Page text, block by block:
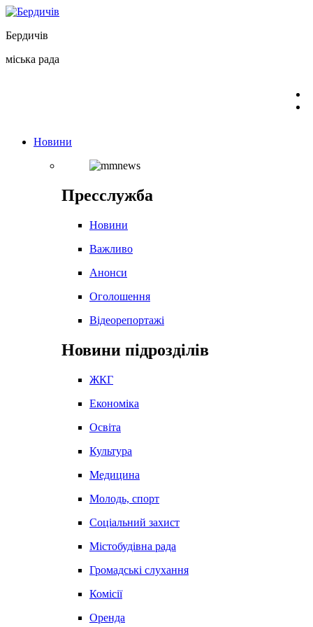
Перейти
вмісту
Бердичів
міська рада
Новини
Пресслужба
Новини
Важливо
Анонси
Оголошення
Відеорепортажі
Новини підрозділів
ЖКГ
Економіка
Освіта
Культура
Медицина
Молодь, спорт
Соціальний захист
Містобудівна рада
Громадські слухання
Комісії
Оренда